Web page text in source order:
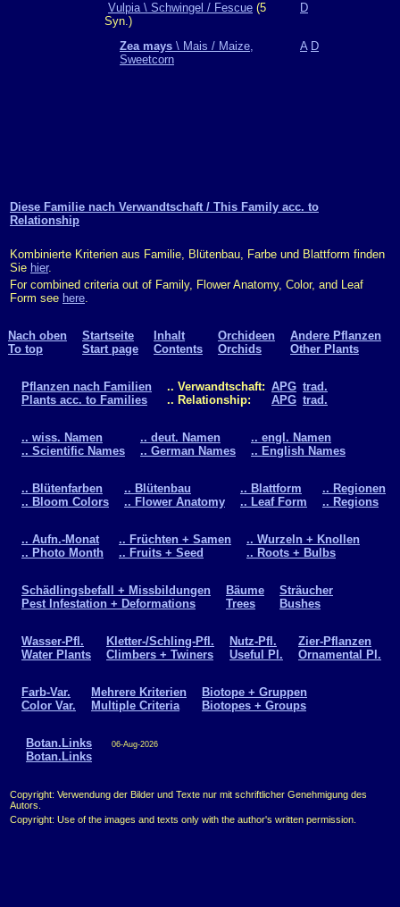
Vulpia \ Schwingel / Fescue (5
Syn.)
D
Zea mays \ Mais / Maize,
Sweetcorn
A D
Diese Familie nach Verwandtschaft / This Family acc. to
Relationship
Kombinierte Kriterien aus Familie, Blütenbau, Farbe und Blattform finden
Sie hier.
For combined criteria out of Family, Flower Anatomy, Color, and Leaf
Form see here.
Nach oben
To top
Startseite
Start page
Inhalt
Contents
Orchideen
Orchids
Andere Pflanzen
Other Plants
Pflanzen nach Familien
Plants acc. to Families
.. Verwandtschaft:
.. Relationship:
APG
APG
trad.
trad.
.. wiss. Namen
.. Scientific Names
.. deut. Namen
.. German Names
.. engl. Namen
.. English Names
.. Blütenfarben
.. Bloom Colors
.. Blütenbau
.. Flower Anatomy
.. Blattform
.. Leaf Form
.. Regionen
.. Regions
.. Aufn.-Monat
.. Photo Month
.. Früchten + Samen
.. Fruits + Seed
.. Wurzeln + Knollen
.. Roots + Bulbs
Schädlingsbefall + Missbildungen
Pest Infestation + Deformations
Bäume
Trees
Sträucher
Bushes
Wasser-Pfl.
Water Plants
Kletter-/Schling-Pfl.
Climbers + Twiners
Nutz-Pfl.
Useful Pl.
Zier-Pflanzen
Ornamental Pl.
Farb-Var.
Color Var.
Mehrere Kriterien
Multiple Criteria
Biotope + Gruppen
Biotopes + Groups
Botan.Links
Botan.Links
06-Aug-2026
Copyright: Verwendung der Bilder und Texte nur mit schriftlicher Genehmigung des
Autors.
Copyright: Use of the images and texts only with the author's written permission.